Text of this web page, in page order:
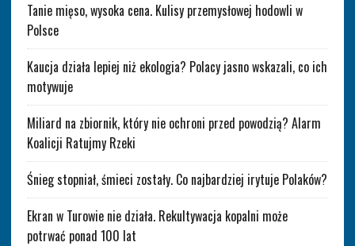
Tanie mięso, wysoka cena. Kulisy przemysłowej hodowli w
Polsce
Kaucja działa lepiej niż ekologia? Polacy jasno wskazali, co ich
motywuje
Miliard na zbiornik, który nie ochroni przed powodzią? Alarm
Koalicji Ratujmy Rzeki
Śnieg stopniał, śmieci zostały. Co najbardziej irytuje Polaków?
Ekran w Turowie nie działa. Rekultywacja kopalni może
potrwać ponad 100 lat